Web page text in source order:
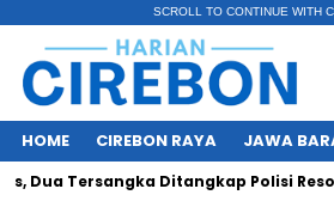
SCROLL TO CONTINUE WITH
HOME CIREBON RAYA JAWA
Tersangka Ditangkap Polisi Resor